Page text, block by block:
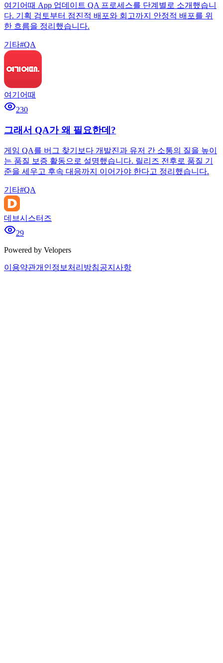
여기어때 App 업데이트 QA 프로세스를 단계별로 소개했습니
다. 기획 검토부터 점진적 배포와 회고까지 안정적 배포를 위
한 흐름을 정리했습니다.
기타#QA
여기어때
230
그래서 QA가 왜 필요한데?
게임 QA를 버그 찾기보다 개발진과 유저 간 소통의 질을 높이
는 품질 보증 활동으로 설명했습니다. 릴리즈 전후로 품질 기
준을 세우고 후속 대응까지 이어가야 한다고 정리했습니다.
기타#QA
데브시스터즈
29
Powered by Velopers
이용약관개인정보처리방침공지사항